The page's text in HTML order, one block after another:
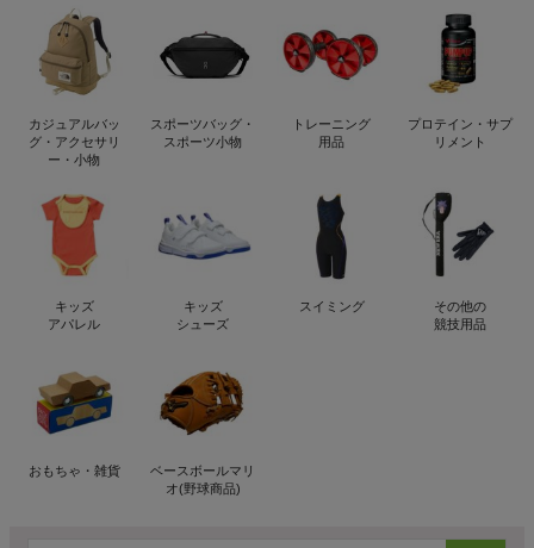
カジュアルバッ
グ・アクセサリ
ー・小物
スポーツバッグ・
スポーツ小物
トレーニング
用品
プロテイン・サプ
リメント
キッズ
アパレル
キッズ
シューズ
スイミング
その他の
競技用品
おもちゃ・雑貨
ベースボールマリ
オ(野球商品)